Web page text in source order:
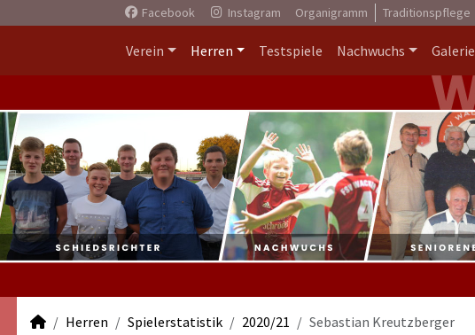
Facebook Instagram Organigramm Traditionspflege
Verein Herren Testspiele Nachwuchs Galerie
Herren Spielerstatistik 2020/21 Sebastian Kreutzberger